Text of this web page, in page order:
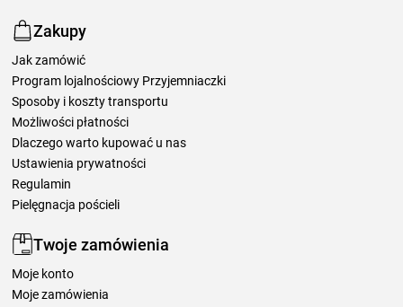
Zakupy
Jak zamówić
Program lojalnościowy Przyjemniaczki
Sposoby i koszty transportu
Możliwości płatności
Dlaczego warto kupować u nas
Ustawienia prywatności
Regulamin
Pielęgnacja pościeli
Twoje zamówienia
Moje konto
Moje zamówienia